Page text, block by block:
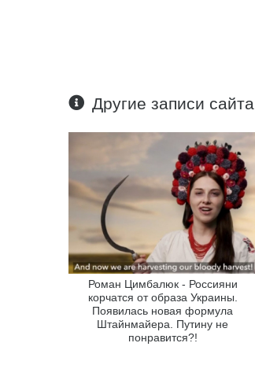
Другие записи сайта
Роман Цимбалюк - Россияни
корчатся от образа Украины.
Появилась новая формула
Штайнмайера. Путину не
понравится?!